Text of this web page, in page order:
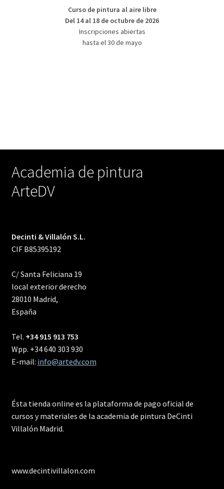
Curso de pintura al aire libre
Del 14 al 18 de octubre de 2026
Inscripciones abiertas
hasta el 30 de mayo
Academia de pintura
ArteDV
Decinti & Villalón S.L.
CIF B85395192
C/ Santa Feliciana 19
local exterior derecho
28010 Madrid,
España
Tel. +34 915 913 753
Wpp. +34 640 303 930
E-mail: info@artedv.com
Ésta tienda online es la plataforma de pago oficial de
cursos y materiales de la academia de pintura DeCinti
Villalón Madrid.
www.decintivillalon.com